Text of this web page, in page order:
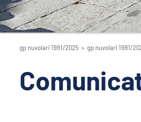
gp nuvolari 1991/2025 > gp nuvolari 1991/